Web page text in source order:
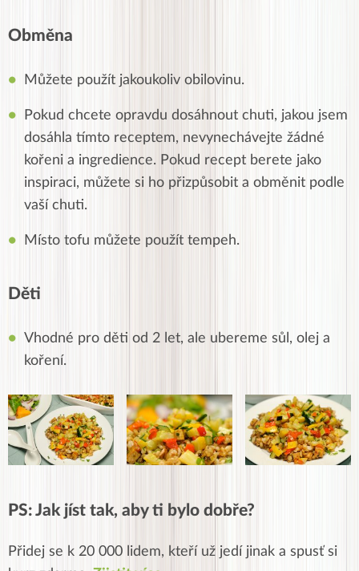
Obměna
Můžete použít jakoukoliv obilovinu.
Pokud chcete opravdu dosáhnout chuti, jakou jsem
dosáhla tímto receptem, nevynechávejte žádné
kořeni a ingredience. Pokud recept berete jako
inspiraci, můžete si ho přizpůsobit a obměnit podle
vaší chuti.
Místo tofu můžete použít tempeh.
Děti
Vhodné pro děti od 2 let, ale ubereme sůl, olej a
koření.
PS: Jak jíst tak, aby ti bylo dobře?
Přidej se k 20 000 lidem, kteří už jedí jinak a spusť si